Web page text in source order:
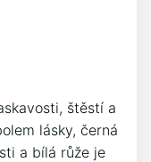
štěstí a
lásky, černá
a bílá růže je